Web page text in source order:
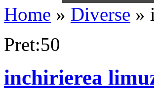
Home » Diverse »
Pret:50
inchirierea